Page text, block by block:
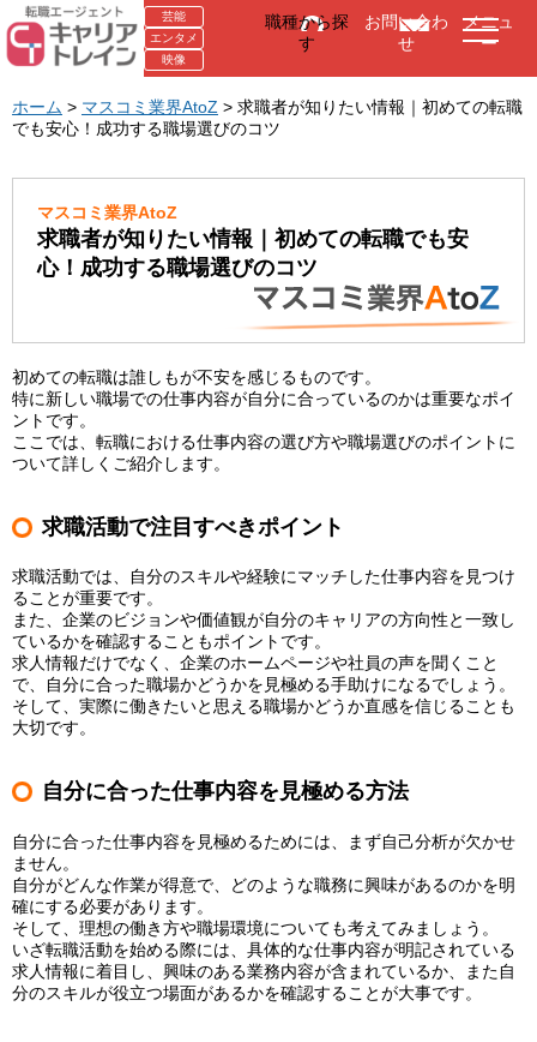
芸能
エンタメ
映像
職種から探
す
お問い合わ
せ
メニュ
ー
ホーム > マスコミ業界AtoZ > 求職者が知りたい情報｜初めての転職
でも安心！成功する職場選びのコツ
マスコミ業界AtoZ
求職者が知りたい情報｜初めての転職でも安
心！成功する職場選びのコツ
初めての転職は誰しもが不安を感じるものです。
特に新しい職場での仕事内容が自分に合っているのかは重要なポイ
ントです。
ここでは、転職における仕事内容の選び方や職場選びのポイントに
ついて詳しくご紹介します。
求職活動で注目すべきポイント
求職活動では、自分のスキルや経験にマッチした仕事内容を見つけ
ることが重要です。
また、企業のビジョンや価値観が自分のキャリアの方向性と一致し
ているかを確認することもポイントです。
求人情報だけでなく、企業のホームページや社員の声を聞くこと
で、自分に合った職場かどうかを見極める手助けになるでしょう。
そして、実際に働きたいと思える職場かどうか直感を信じることも
大切です。
自分に合った仕事内容を見極める方法
自分に合った仕事内容を見極めるためには、まず自己分析が欠かせ
ません。
自分がどんな作業が得意で、どのような職務に興味があるのかを明
確にする必要があります。
そして、理想の働き方や職場環境についても考えてみましょう。
いざ転職活動を始める際には、具体的な仕事内容が明記されている
求人情報に着目し、興味のある業務内容が含まれているか、また自
分のスキルが役立つ場面があるかを確認することが大事です。